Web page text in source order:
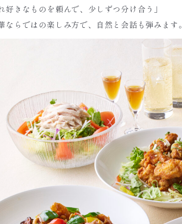
好きなものを頼んで、少しずつ分け合う」
ならではの楽しみ方で、自然と会話も弾みます。